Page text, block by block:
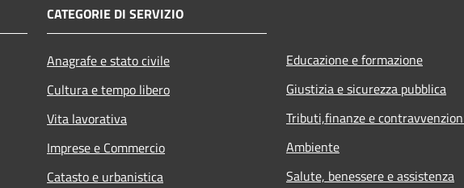
CATEGORIE DI SERVIZIO
Anagrafe e stato civile
Cultura e tempo libero
Vita lavorativa
Imprese e Commercio
Catasto e urbanistica
Educazione e formazione
Giustizia e sicurezza pubblica
Tributi,finanze e
Ambiente
Salute, benessere e assistenza